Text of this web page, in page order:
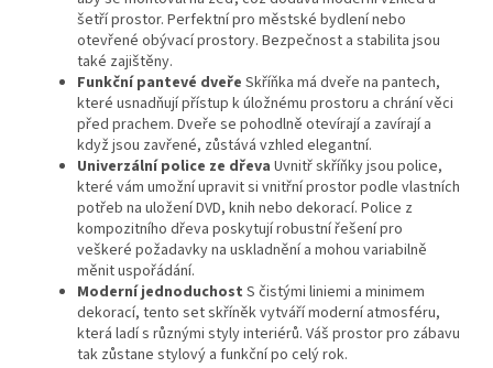
šetří prostor. Perfektní pro městské bydlení nebo
otevřené obývací prostory. Bezpečnost a stabilita jsou
také zajištěny.
Funkční pantevé dveře Skříňka má dveře na pantech,
které usnadňují přístup k úložnému prostoru a chrání věci
před prachem. Dveře se pohodlně otevírají a zavírají a
když jsou zavřené, zůstává vzhled elegantní.
Univerzální police ze dřeva Uvnitř skříňky jsou police,
které vám umožní upravit si vnitřní prostor podle vlastních
potřeb na uložení DVD, knih nebo dekorací. Police z
kompozitního dřeva poskytují robustní řešení pro
veškeré požadavky na uskladnění a mohou variabilně
měnit uspořádání.
Moderní jednoduchost S čistými liniemi a minimem
dekorací, tento set skříněk vytváří moderní atmosféru,
která ladí s různými styly interiérů. Váš prostor pro zábavu
tak zůstane stylový a funkční po celý rok.